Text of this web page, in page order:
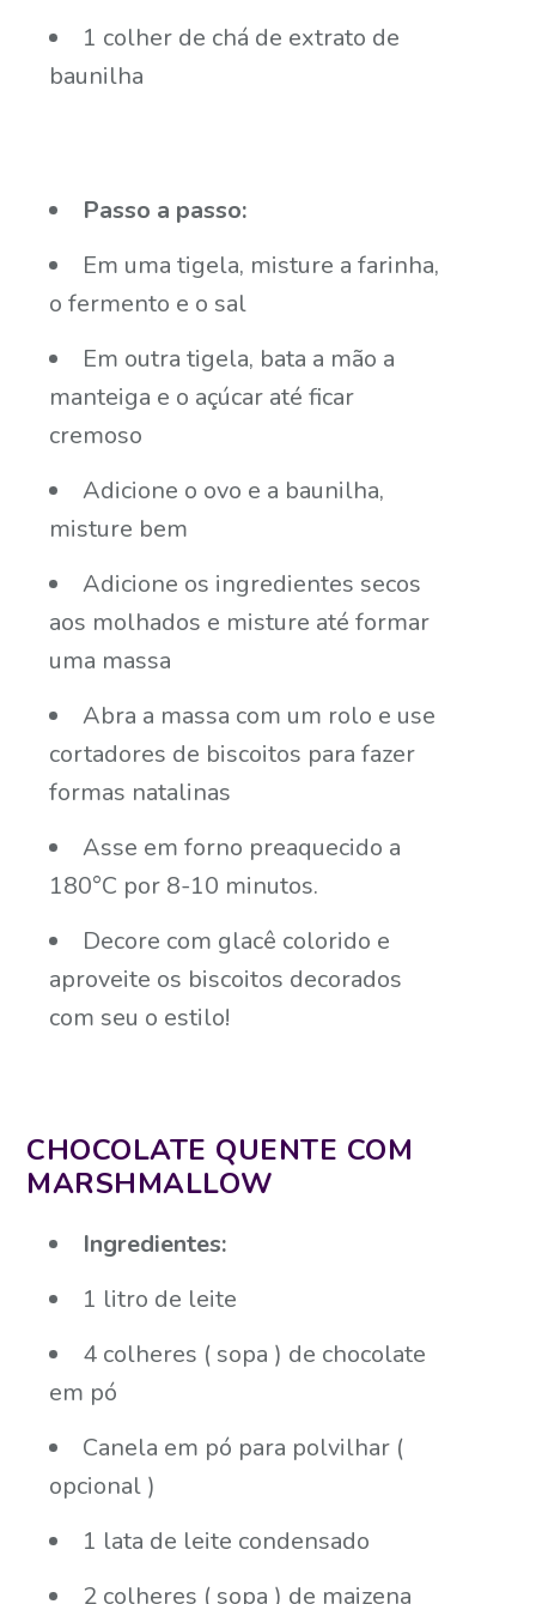
1 colher de chá de extrato de
baunilha
Passo a passo:
Em uma tigela, misture a farinha,
o fermento e o sal
Em outra tigela, bata a mão a
manteiga e o açúcar até ficar
cremoso
Adicione o ovo e a baunilha,
misture bem
Adicione os ingredientes secos
aos molhados e misture até formar
uma massa
Abra a massa com um rolo e use
cortadores de biscoitos para fazer
formas natalinas
Asse em forno preaquecido a
180°C por 8-10 minutos.
Decore com glacê colorido e
aproveite os biscoitos decorados
com seu o estilo!
CHOCOLATE QUENTE COM
MARSHMALLOW
Ingredientes:
1 litro de leite
4 colheres ( sopa ) de chocolate
em pó
Canela em pó para polvilhar (
opcional )
1 lata de leite condensado
2 colheres ( sopa ) de maizena